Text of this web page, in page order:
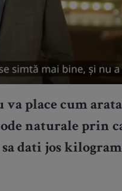
va place cum
naturale prin
dati jos